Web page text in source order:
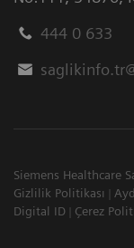
444 0 633
Siemens Healthcare
Gizlilik Politikası
Digital ID
Çerez